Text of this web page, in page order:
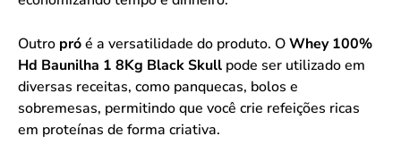
Outro próé a versatilidade do produto. OWhey 100%
Hd Baunilha 1 8Kg Black Skull pode ser utilizado em
diversas receitas, como panquecas, bolos e
sobremesas, permitindo que você crie refeições ricas
em proteínas de forma criativa.